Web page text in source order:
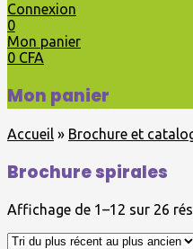
Connexion
0
Mon panier
0 CFA
Mon panier
Accueil » Brochure et
Brochure spirales
Affichage de 1–12 sur 26